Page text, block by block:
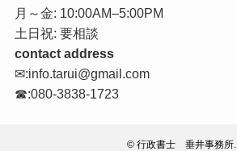
月～金: 10:00AM–5:00PM
土日祝: 要相談
contact address
✉:info.tarui@gmail.com
☎:080-3838-1723
©行政書士 垂井事務所.